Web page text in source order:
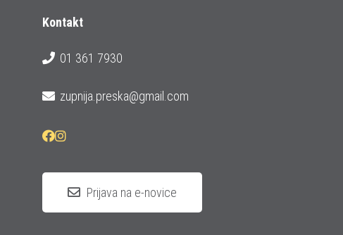
Kontakt
01 361 7930
zupnija.preska@gmail.com
Prijava na e-novice